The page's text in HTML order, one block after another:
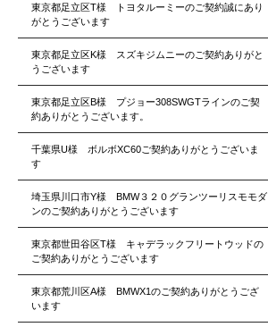
東京都足立区T様 トヨタルーミーのご契約誠にあり
がとうございます
東京都足立区K様 スズキジムニーのご契約ありがと
うございます
東京都足立区B様 プジョー308SWGTラインのご契
約ありがとうございます。
千葉県U様 ボルボXC60ご契約ありがとうございま
す
埼玉県川口市Y様 BMW３２０グランツーリスモモダ
ンのご契約ありがとうございます
東京都世田谷区T様 キャデラックフリートウッドの
ご契約ありがとうございます
東京都荒川区A様 BMWX1のご契約ありがとうござ
います